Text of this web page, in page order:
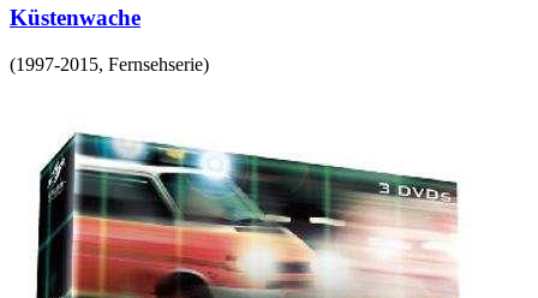
Küstenwache
(1997-2015, Fernsehserie)